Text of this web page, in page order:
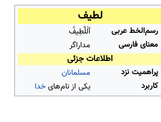
لطیف
رسم‌الخط عربی
ٱلْلَّطِیفُ
معنای فارسی
مداراگر
اطلاعات جزئی
پراهمیت نزد
مسلمانان
کاربرد
یکی از نام‌های خدا